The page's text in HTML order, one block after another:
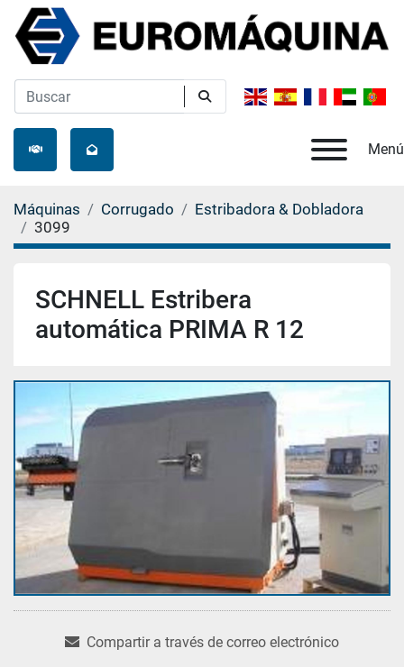
Menú
Máquinas Corrugado
Estribadora & Dobladora
3099
SCHNELL Estribera
automática PRIMA R 12
Compartir a través de correo electrónico